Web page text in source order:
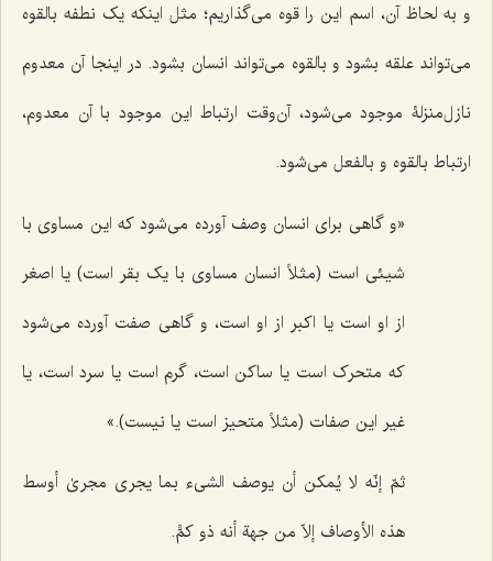
و به لحاظ آن، اسم این را قوه می‌گذاریم؛ مثل اینکه یک نطفه بالقوه
می‌تواند علقه بشود و بالقوه می‌تواند انسان بشود. در اینجا آن معدوم
نازل‌منزلۀ موجود می‌شود، آن‌وقت ارتباط این موجود با آن معدوم،
ارتباط بالقوه و بالفعل می‌شود.
«و گاهی برای انسان وصف آورده می‌شود که این مساوی با
شیئی است (مثلاً انسان مساوی با یک بقر است) یا اصغر
از او است یا اکبر از او است، و گاهی صفت آورده می‌شود
که متحرک است یا ساکن است، گرم است یا سرد است، یا
غیر این صفات (مثلاً متحیز است یا نیست).»
ثمّ إنّه لا یُمکن أن یوصف الشیء بما یجری مجریٰ أوسط
هذه الأوصاف إلاّ من جهة أنه ذو کمًّ.